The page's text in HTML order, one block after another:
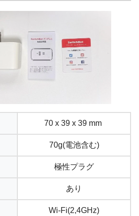
70 x 39 x 39 mm
70g(電池含む)
極性プラグ
あり
Wi-Fi(2,4GHz)